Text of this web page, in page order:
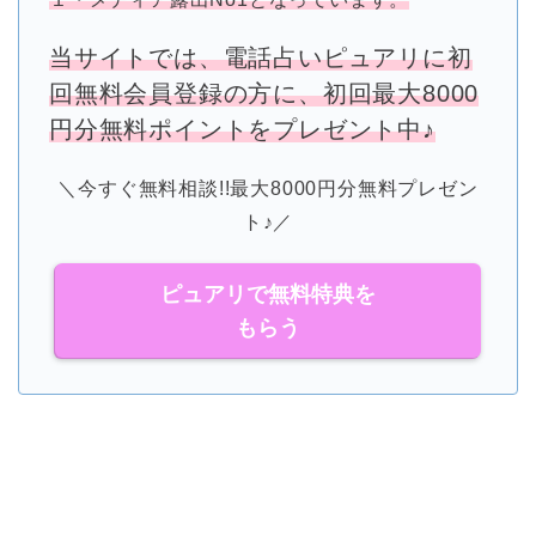
当サイトでは、電話占いピュアリに初
回無料会員登録の方に、初回最大8000
円分無料ポイントをプレゼント中♪
＼今すぐ無料相談!!最大8000円分無料プレゼン
ト♪／
ピュアリで無料特典を
もらう